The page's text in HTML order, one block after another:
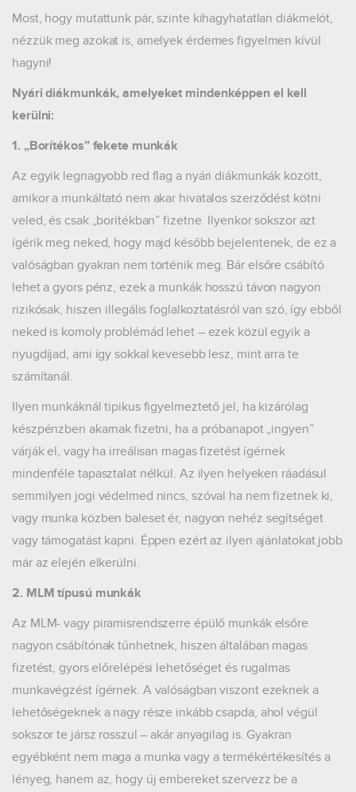
Most, hogy mutattunk pár, szinte kihagyhatatlan diákmelót,
nézzük meg azokat is, amelyek érdemes figyelmen kívül
hagyni!
Nyári diákmunkák, amelyeket mindenképpen el kell
kerülni:
1. „Borítékos” fekete munkák
Az egyik legnagyobb red flag a nyári diákmunkák között,
amikor a munkáltató nem akar hivatalos szerződést kötni
veled, és csak „borítékban” fizetne. Ilyenkor sokszor azt
ígérik meg neked, hogy majd később bejelentenek, de ez a
valóságban gyakran nem történik meg. Bár elsőre csábító
lehet a gyors pénz, ezek a munkák hosszú távon nagyon
rizikósak, hiszen illegális foglalkoztatásról van szó, így ebből
neked is komoly problémád lehet – ezek közül egyik a
nyugdíjad, ami így sokkal kevesebb lesz, mint arra te
számítanál.
Ilyen munkáknál tipikus figyelmeztető jel, ha kizárólag
készpénzben akarnak fizetni, ha a próbanapot „ingyen”
várják el, vagy ha irreálisan magas fizetést ígérnek
mindenféle tapasztalat nélkül. Az ilyen helyeken ráadásul
semmilyen jogi védelmed nincs, szóval ha nem fizetnek ki,
vagy munka közben baleset ér, nagyon nehéz segítséget
vagy támogatást kapni. Éppen ezért az ilyen ajánlatokat jobb
már az elején elkerülni.
2. MLM típusú munkák
Az MLM- vagy piramisrendszerre épülő munkák elsőre
nagyon csábítónak tűnhetnek, hiszen általában magas
fizetést, gyors előrelépési lehetőséget és rugalmas
munkavégzést ígérnek. A valóságban viszont ezeknek a
lehetőségeknek a nagy része inkább csapda, ahol végül
sokszor te jársz rosszul – akár anyagilag is. Gyakran
egyébként nem maga a munka vagy a termékértékesítés a
lényeg, hanem az, hogy új embereket szervezz be a